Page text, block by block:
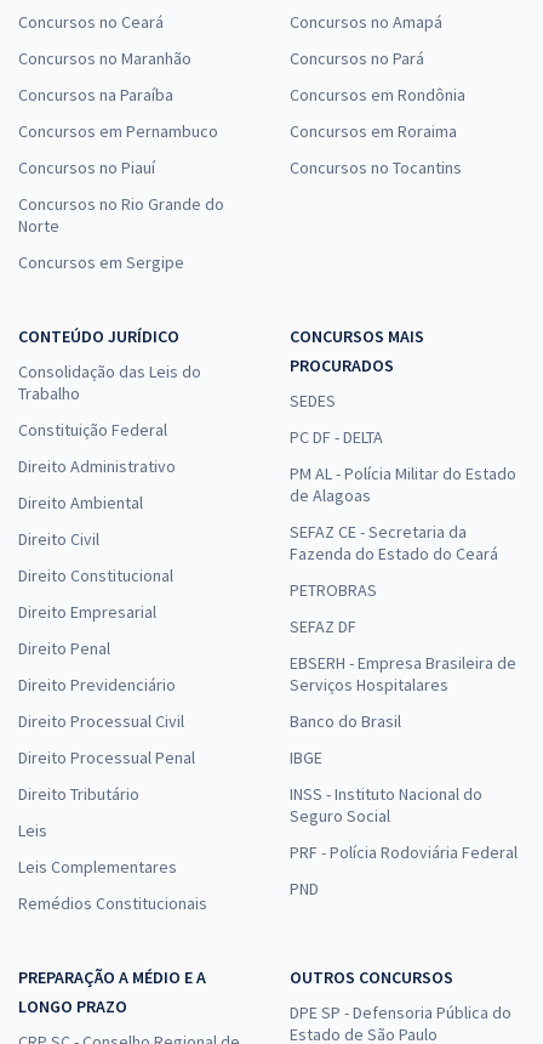
Concursos no Ceará
Concursos no Maranhão
Concursos na Paraíba
Concursos em Pernambuco
Concursos no Piauí
Concursos no Rio Grande do
Norte
Concursos em Sergipe
Concursos no Amapá
Concursos no Pará
Concursos em Rondônia
Concursos em Roraima
Concursos no Tocantins
CONTEÚDO JURÍDICO
Consolidação das Leis do
Trabalho
Constituição Federal
Direito Administrativo
Direito Ambiental
Direito Civil
Direito Constitucional
Direito Empresarial
Direito Penal
Direito Previdenciário
Direito Processual Civil
Direito Processual Penal
Direito Tributário
Leis
Leis Complementares
Remédios Constitucionais
CONCURSOS MAIS
PROCURADOS
SEDES
PC DF - DELTA
PM AL - Polícia Militar do Estado
de Alagoas
SEFAZ CE - Secretaria da
Fazenda do Estado do Ceará
PETROBRAS
SEFAZ DF
EBSERH - Empresa Brasileira de
Serviços Hospitalares
Banco do Brasil
IBGE
INSS - Instituto Nacional do
Seguro Social
PRF - Polícia Rodoviária Federal
PND
PREPARAÇÃO A MÉDIO E A
LONGO PRAZO
OUTROS CONCURSOS
DPE SP - Defensoria Pública do
Estado de São Paulo